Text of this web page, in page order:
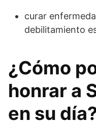
curar
debilitamiento
¿Cómo
honrar a
en su